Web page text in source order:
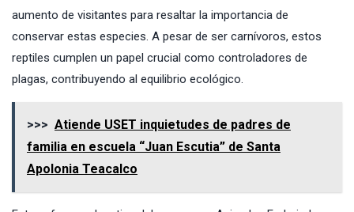
aumento de visitantes para resaltar la importancia de
conservar estas especies. A pesar de ser carnívoros, estos
reptiles cumplen un papel crucial como controladores de
plagas, contribuyendo al equilibrio ecológico.
>>> Atiende USET inquietudes de padres de
familia en escuela “Juan Escutia” de Santa
Apolonia Teacalco